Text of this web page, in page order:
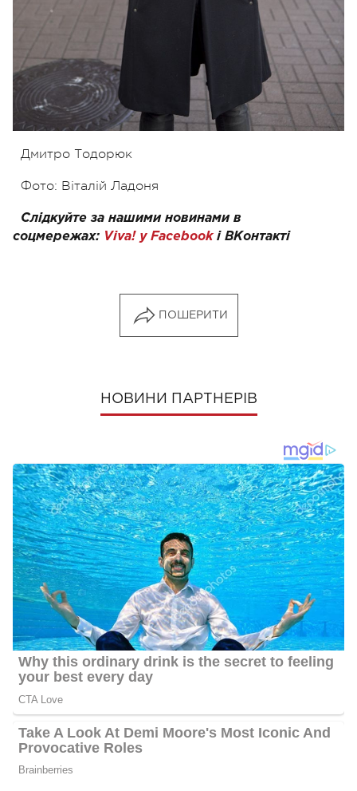
Дмитро Тодорюк
Фото: Віталій Ладоня
Слідкуйте за нашими новинами в
соцмережах: Viva! у Facebookі ВКонтакті
ПОШЕРИТИ
НОВИНИ ПАРТНЕРІВ